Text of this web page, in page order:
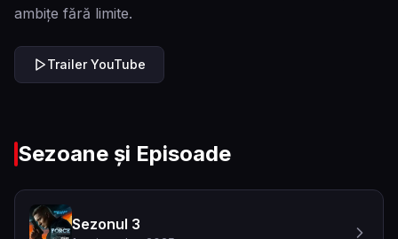
ambițe fără limite.
Trailer YouTube
Sezoane și Episoade
Sezonul 3